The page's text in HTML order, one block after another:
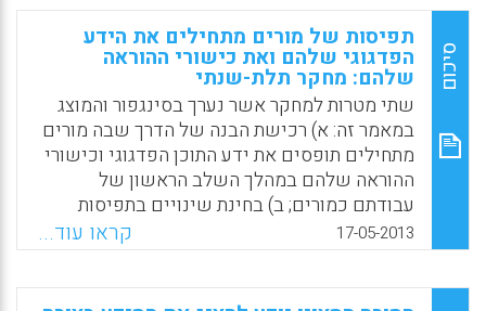
ספר יסודיים, מכיתות ד-ו (56.4%) ו- 1,251
תלמידים בבתי ספר על-יסודיים, מכיתות ז-ט
(43.6%). כלי המחקר היו שאלונים לדיווח עצמי
של התלמידים, אשר פותחו לצורך מחקר זה.
הממצאים המרכזיים במחקר מצביעים על
הבדלים מובהקים בששה מדדים (תפיסת איכות
ההוראה; שביעות הרצון ותחושת שייכות; יחסים
בין אישיים; השתתפות ועניין בלימודים; תחושת
שייכות לבית הספר; וגילויים של חוסר משמעת)
בין בתי ספר רגילים לבתי ספר ניסויים ( נגה מגן
סיכום
תפיסות של מורים מתחילים את הידע
הפדגוגי שלהם ואת כישורי ההוראה
שלהם: מחקר תלת-שנתי
שתי מטרות למחקר אשר נערך בסינגפור והמוצג
במאמר זה: א) רכישת הבנה של הדרך שבה מורים
מתחילים תופסים את ידע התוכן הפדגוגי וכישורי
ההוראה שלהם במהלך השלב הראשון של
עבודתם כמורים; ב) בחינת שינויים בתפיסות
אישיות אלה במהלך שלוש השנים הראשונית של
ההוראה. נבדקו שלושה תחומים הקשורים ישירות
לעבודה היום-יומית של המורה ומהווים חלק מידע
17-05-2013 קראו עוד...